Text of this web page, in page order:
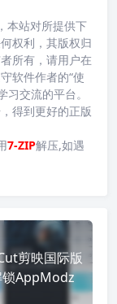
本站对所提供下
权利，其版权归
所有，请用户在
软件作者的“使
习交流的平台。
得到更好的正版
7-ZIP解压,如遇
剪映国际版
锁AppModz